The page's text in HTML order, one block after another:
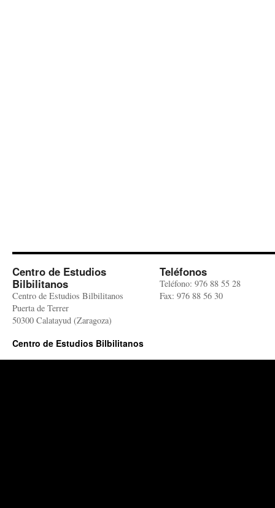
Centro de Estudios
Bilbilitanos
Centro de Estudios Bilbilitanos
Puerta de Terrer
50300 Calatayud (Zaragoza)
Teléfonos
Teléfono: 976 88 55 28
Fax: 976 88 56 30
Centro de Estudios Bilbilitanos